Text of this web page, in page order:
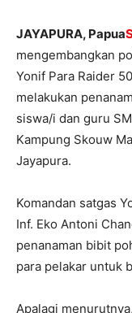
JAYAPURA, Papua
mengembangkan
Yonif Para Raider
melakukan
siswa/i dan guru
Kampung Skouw
Jayapura.
Komandan satgas
Inf. Eko Antoni
penanaman bibit
para pelakar untuk
Apalagi